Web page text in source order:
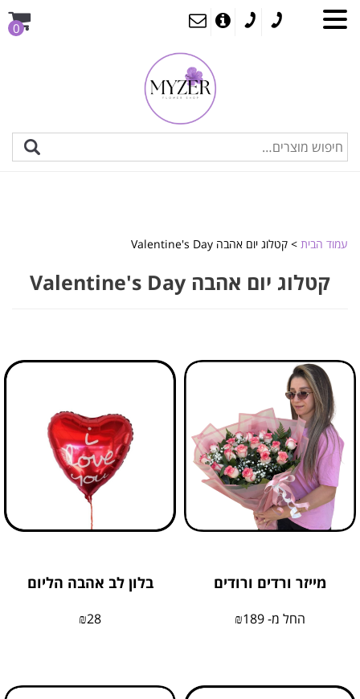
0
עמוד הבית > קטלוג יום אהבה Valentine's Day
קטלוג יום אהבה Valentine's Day
מייזר ורדים ורודים
החל מ- ₪189
בלון לב אהבה הליום
₪28